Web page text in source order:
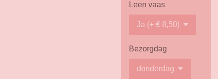
Leen vaas
Bezorgdag